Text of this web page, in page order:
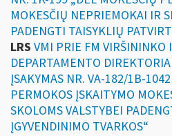
MOKESČIŲ NEPRIEMOKAI IR
PADENGTI TAISYKLIŲ
LRS VMI PRIE FM VIRŠININKO
DEPARTAMENTO
ĮSAKYMAS NR. VA-182/1B-
PERMOKOS ĮSKAITYMO
SKOLOMS VALSTYBEI
ĮGYVENDINIMO TVARKOS“